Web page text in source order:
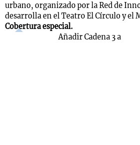
urbano, organizado por la Red de
desarrolla en el Teatro El Círculo y el
Cobertura especial.
Añadir Cadena 3 a